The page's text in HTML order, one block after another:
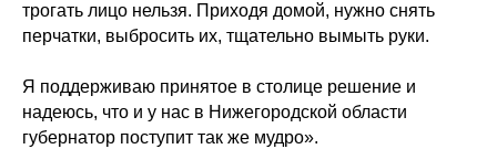
трогать лицо нельзя. Приходя домой, нужно снять
перчатки, выбросить их, тщательно вымыть руки.
Я поддерживаю принятое в столице решение и
надеюсь, что и у нас в Нижегородской области
губернатор поступит так же мудро».